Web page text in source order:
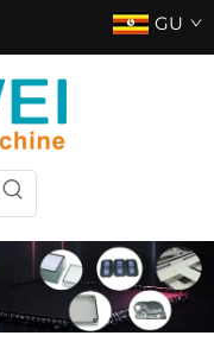
GU